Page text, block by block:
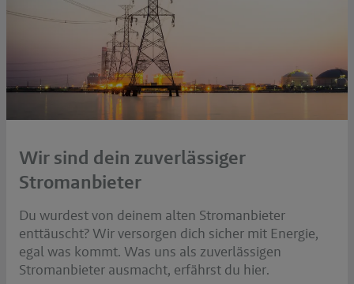
Wir sind dein zuverlässiger
Stromanbieter
Du wurdest von deinem alten Stromanbieter
enttäuscht? Wir versorgen dich sicher mit Energie,
egal was kommt. Was uns als zuverlässigen
Stromanbieter ausmacht, erfährst du hier.